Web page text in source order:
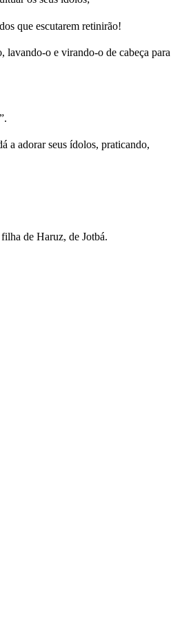
que escutarem retinirão!
lavando-o e virando-o de cabeça para
a adorar seus ídolos, praticando,
de Haruz, de Jotbá.